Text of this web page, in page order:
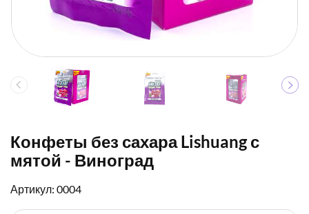
Конфеты без сахара Lishuang с
мятой - Виноград
Артикул: 0004